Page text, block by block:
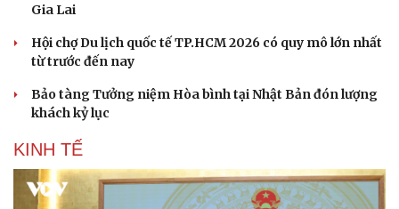
Văn hóa
Sân khấu - Điện ảnh
Văn học
Nghệ sĩ
Thời trang
Gia Lai
Hội chợ Du lịch quốc tế TP.HCM 2026 có quy mô lớn nhất
từ trước đến nay
Bảo tàng Tưởng niệm Hòa bình tại Nhật Bản đón lượng
khách kỷ lục
KINH TẾ